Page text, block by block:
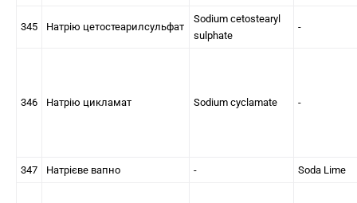
345 Натрію цетостеарилсульфат
Sodium cetostearyl
sulphate
-
346 Натрію цикламат Sodium cyclamate -
347 Натрієве вапно - Soda Lime